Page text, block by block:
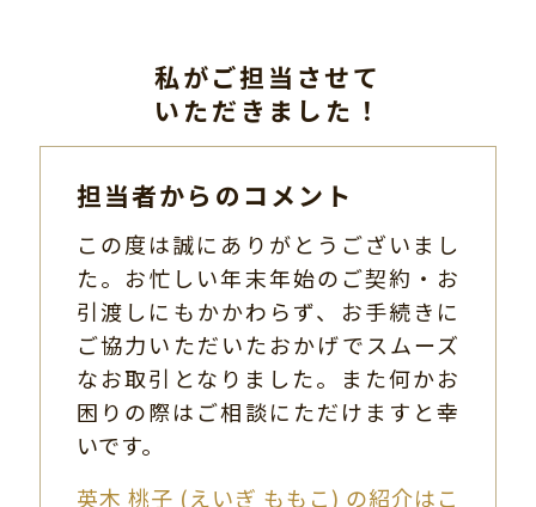
私がご担当させて
いただきました！
担当者からのコメント
この度は誠にありがとうございまし
た。お忙しい年末年始のご契約・お
引渡しにもかかわらず、お手続きに
ご協力いただいたおかげでスムーズ
なお取引となりました。また何かお
困りの際はご相談にただけますと幸
いです。
英木 桃子 (えいぎ ももこ) の紹介はこ